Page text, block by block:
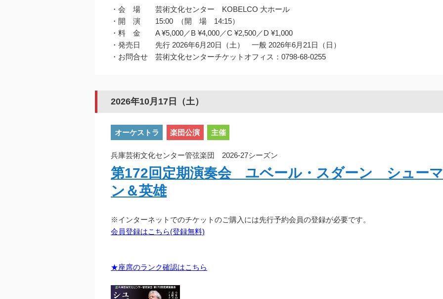
・会 場 芸術文化センター KOBELCO 大ホール
・開 演 15:00 （開 場 14:15）
・料 金 A ¥5,000／B ¥4,000／C ¥2,500／D ¥1,000
・発売日 先行 2026年6月20日（土） 一般 2026年6月21日（日）
・お問合せ 芸術文化センターチケットオフィス：0798-68-0255
2026年10月17日（土）
オーケストラ 楽団公演 主催
兵庫芸術文化センター管弦楽団 2026-27シーズン
第172回定期演奏会 ユベール・スダーン シューマ
ン＆英雄
※インターネットでのチケットのご購入には先行予約会員の登録が必要です。
会員登録はこちら(登録無料)
★座席のランク確認はこちら